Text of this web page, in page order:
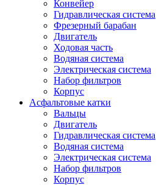
Конвейер
Гидравлическая система
Фрезерный барабан
Двигатель
Ходовая часть
Водяная система
Электрическая система
Набор фильтров
Корпус
Асфальтовые катки
Вальцы
Двигатель
Гидравлическая система
Водяная система
Электрическая система
Набор фильтров
Корпус